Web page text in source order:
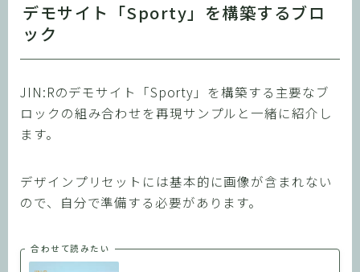
デモサイト「Sporty」を構築するブロ
ック
JIN:Rのデモサイト「Sporty」を構築する主要なブ
ロックの組み合わせを再現サンプルと一緒に紹介し
ます。
デザインプリセットには基本的に画像が含まれない
ので、自分で準備する必要があります。
合わせて読みたい